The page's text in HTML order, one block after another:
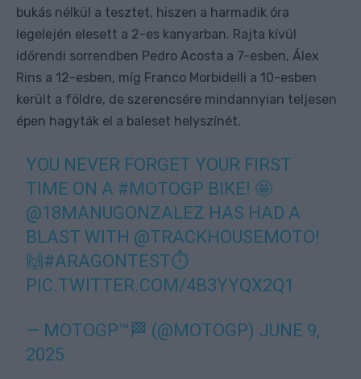
bukás nélkül a tesztet, hiszen a harmadik óra
legelején elesett a 2-es kanyarban. Rajta kívül
időrendi sorrendben Pedro Acosta a 7-esben, Álex
Rins a 12-esben, míg Franco Morbidelli a 10-esben
került a földre, de szerencsére mindannyian teljesen
épen hagyták el a baleset helyszínét.
YOU NEVER FORGET YOUR FIRST
TIME ON A #MOTOGP BIKE! 🤩
@18MANUGONZALEZ HAS HAD A
BLAST WITH @TRACKHOUSEMOTO!
🙌#ARAGONTEST⏱️
PIC.TWITTER.COM/4B3YYQX2Q1
— MOTOGP™🏁 (@MOTOGP) JUNE 9,
2025